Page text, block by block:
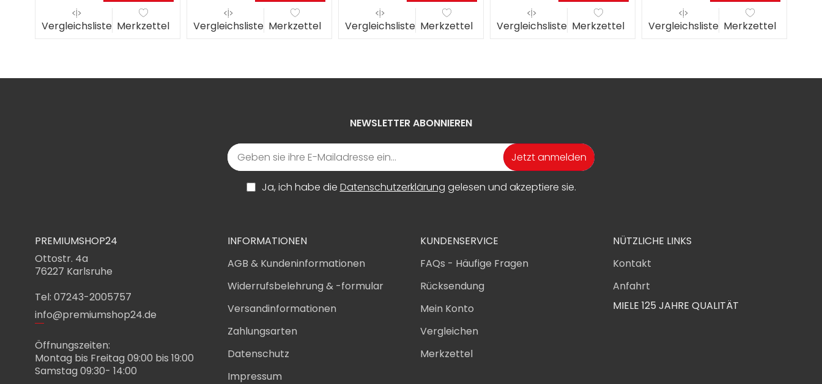
Vergleichsliste Merkzettel Vergleichsliste Merkzettel Vergleichsliste Merkzettel Vergleichsliste Merkzettel Vergleichsliste Merkzettel
NEWSLETTER ABONNIEREN
Jetzt anmelden
Ja, ich habe die Datenschutzerklärung gelesen und akzeptiere sie.
PREMIUMSHOP24
Ottostr. 4a
76227 Karlsruhe
Tel: 07243-2005757
info@premiumshop24.de
Öffnungszeiten:
Montag bis Freitag 09:00 bis 19:00
Samstag 09:30- 14:00
INFORMATIONEN
AGB & Kundeninformationen
Widerrufsbelehrung & -formular
Versandinformationen
Zahlungsarten
Datenschutz
Impressum
KUNDENSERVICE
FAQs - Häufige Fragen
Rücksendung
Mein Konto
Vergleichen
Merkzettel
NÜTZLICHE LINKS
Kontakt
Anfahrt
MIELE 125 JAHRE QUALITÄT